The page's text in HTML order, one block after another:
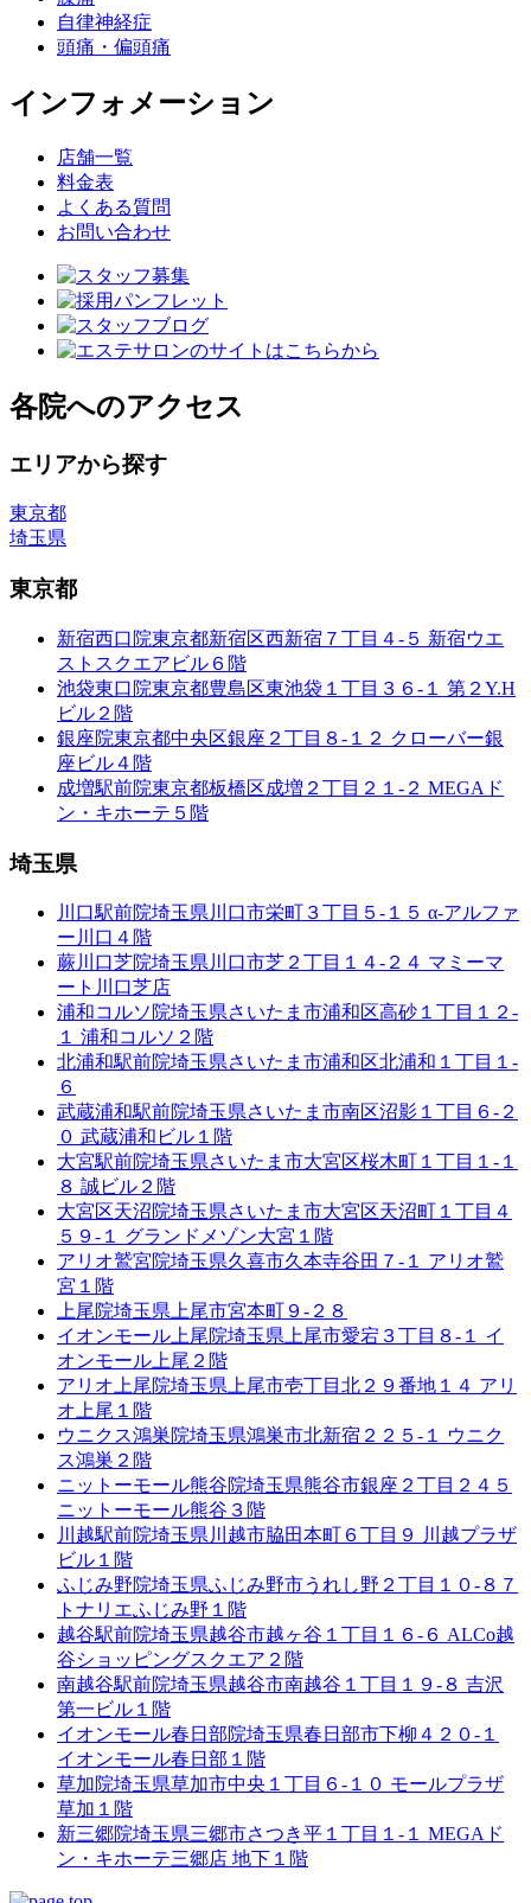
自律神経症
頭痛・偏頭痛
インフォメーション
店舗一覧
料金表
よくある質問
お問い合わせ
各院へのアクセス
エリアから探す
東京都
埼玉県
東京都
新宿西口院東京都新宿区西新宿７丁目４-５ 新宿ウエ
ストスクエアビル６階
池袋東口院東京都豊島区東池袋１丁目３６-１ 第２Y.H
ビル２階
銀座院東京都中央区銀座２丁目８-１２ クローバー銀
座ビル４階
成増駅前院東京都板橋区成増２丁目２１-２ MEGAド
ン・キホーテ５階
埼玉県
川口駅前院埼玉県川口市栄町３丁目５-１５ α-アルファ
ー川口４階
蕨川口芝院埼玉県川口市芝２丁目１４-２４ マミーマ
ート川口芝店
浦和コルソ院埼玉県さいたま市浦和区高砂１丁目１２-
１ 浦和コルソ２階
北浦和駅前院埼玉県さいたま市浦和区北浦和１丁目１-
６
武蔵浦和駅前院埼玉県さいたま市南区沼影１丁目６-２
０ 武蔵浦和ビル１階
大宮駅前院埼玉県さいたま市大宮区桜木町１丁目１-１
８ 誠ビル２階
大宮区天沼院埼玉県さいたま市大宮区天沼町１丁目４
５９-１ グランドメゾン大宮１階
アリオ鷲宮院埼玉県久喜市久本寺谷田７-１ アリオ鷲
宮１階
上尾院埼玉県上尾市宮本町９-２８
イオンモール上尾院埼玉県上尾市愛宕３丁目８-１ イ
オンモール上尾２階
アリオ上尾院埼玉県上尾市壱丁目北２９番地１４ アリ
オ上尾１階
ウニクス鴻巣院埼玉県鴻巣市北新宿２２５-１ ウニク
ス鴻巣２階
ニットーモール熊谷院埼玉県熊谷市銀座２丁目２４５
ニットーモール熊谷３階
川越駅前院埼玉県川越市脇田本町６丁目９ 川越プラザ
ビル１階
ふじみ野院埼玉県ふじみ野市うれし野２丁目１０-８７
トナリエふじみ野１階
越谷駅前院埼玉県越谷市越ヶ谷１丁目１６-６ ALCo越
谷ショッピングスクエア２階
南越谷駅前院埼玉県越谷市南越谷１丁目１９-８ 吉沢
第一ビル１階
イオンモール春日部院埼玉県春日部市下柳４２０-１
イオンモール春日部１階
草加院埼玉県草加市中央１丁目６-１０ モールプラザ
草加１階
新三郷院埼玉県三郷市さつき平１丁目１-１ MEGAド
ン・キホーテ三郷店 地下１階